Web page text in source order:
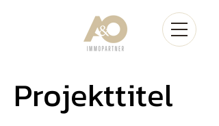
Projekttitel